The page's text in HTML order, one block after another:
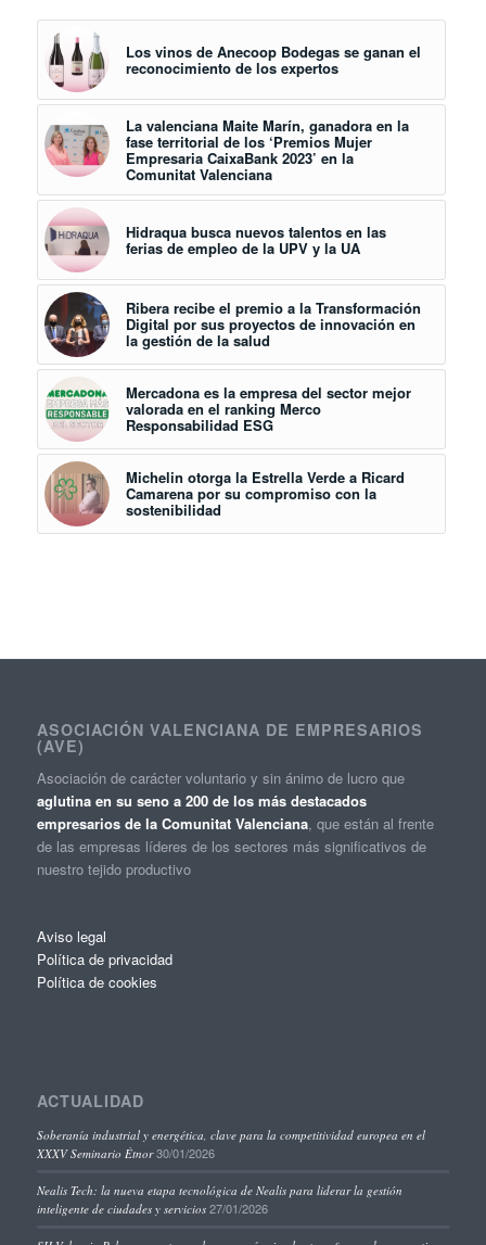
Los vinos de Anecoop Bodegas se ganan el
reconocimiento de los expertos
La valenciana Maite Marín, ganadora en la
fase territorial de los ‘Premios Mujer
Empresaria CaixaBank 2023’ en la
Comunitat Valenciana
Hidraqua busca nuevos talentos en las
ferias de empleo de la UPV y la UA
Ribera recibe el premio a la Transformación
Digital por sus proyectos de innovación en
la gestión de la salud
Mercadona es la empresa del sector mejor
valorada en el ranking Merco
Responsabilidad ESG
Michelin otorga la Estrella Verde a Ricard
Camarena por su compromiso con la
sostenibilidad
ASOCIACIÓN VALENCIANA DE EMPRESARIOS
(AVE)
Asociación de carácter voluntario y sin ánimo de lucro que
aglutina en su seno a 200 de los más destacados
empresarios de la Comunitat Valenciana, que están al frente
de las empresas líderes de los sectores más significativos de
nuestro tejido productivo
Aviso legal
Política de privacidad
Política de cookies
ACTUALIDAD
Soberanía industrial y energética, clave para la competitividad europea en el
XXXV Seminario Étnor 30/01/2026
Nealis Tech: la nueva etapa tecnológica de Nealis para liderar la gestión
inteligente de ciudades y servicios 27/01/2026